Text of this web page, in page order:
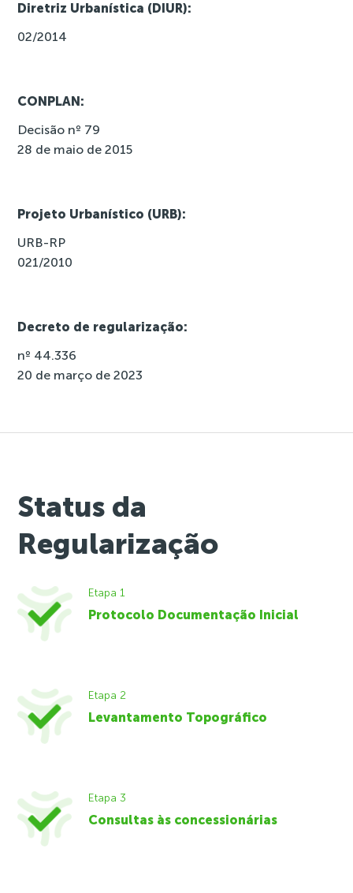
Diretriz Urbanística (DIUR):
02/2014
CONPLAN:
Decisão nº 79
28 de maio de 2015
Projeto Urbanístico (URB):
URB-RP
021/2010
Decreto de regularização:
nº 44.336
20 de março de 2023
Status da
Regularização
Etapa 1
Protocolo Documentação Inicial
Etapa 2
Levantamento Topográfico
Etapa 3
Consultas às concessionárias